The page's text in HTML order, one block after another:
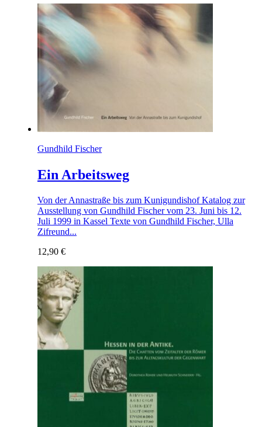
Gundhild Fischer
Ein Arbeitsweg
Von der Annastraße bis zum Kunigundishof Katalog zur
Ausstellung von Gundhild Fischer vom 23. Juni bis 12.
Juli 1999 in Kassel Texte von Gundhild Fischer, Ulla
Zifreund...
12,90 €